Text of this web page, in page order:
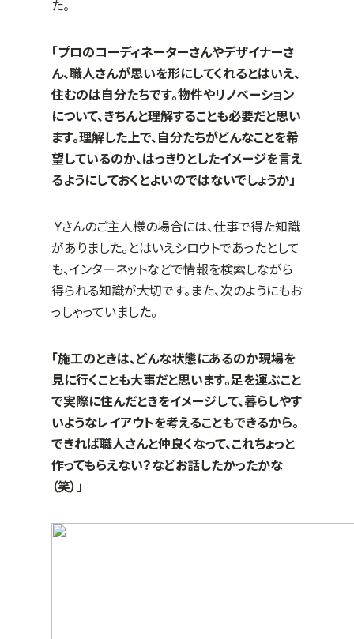
た。
「プロのコーディネーターさんやデザイナーさ
ん、職人さんが思いを形にしてくれるとはいえ、
住むのは自分たちです。物件やリノベーション
について、きちんと理解することも必要だと思い
ます。理解した上で、自分たちがどんなことを希
望しているのか、はっきりとしたイメージを言え
るようにしておくとよいのではないでしょうか」
Yさんのご主人様の場合には、仕事で得た知識
がありました。とはいえシロウトであったとして
も、インターネットなどで情報を検索しながら
得られる知識が大切です。また、次のようにもお
っしゃっていました。
「施工のときは、どんな状態にあるのか現場を
見に行くことも大事だと思います。足を運ぶこと
で実際に住んだときをイメージして、暮らしやす
いようなレイアウトを考えることもできるから。
できれば職人さんと仲良くなって、これちょっと
作ってもらえない？などお話したかったかな
（笑）」